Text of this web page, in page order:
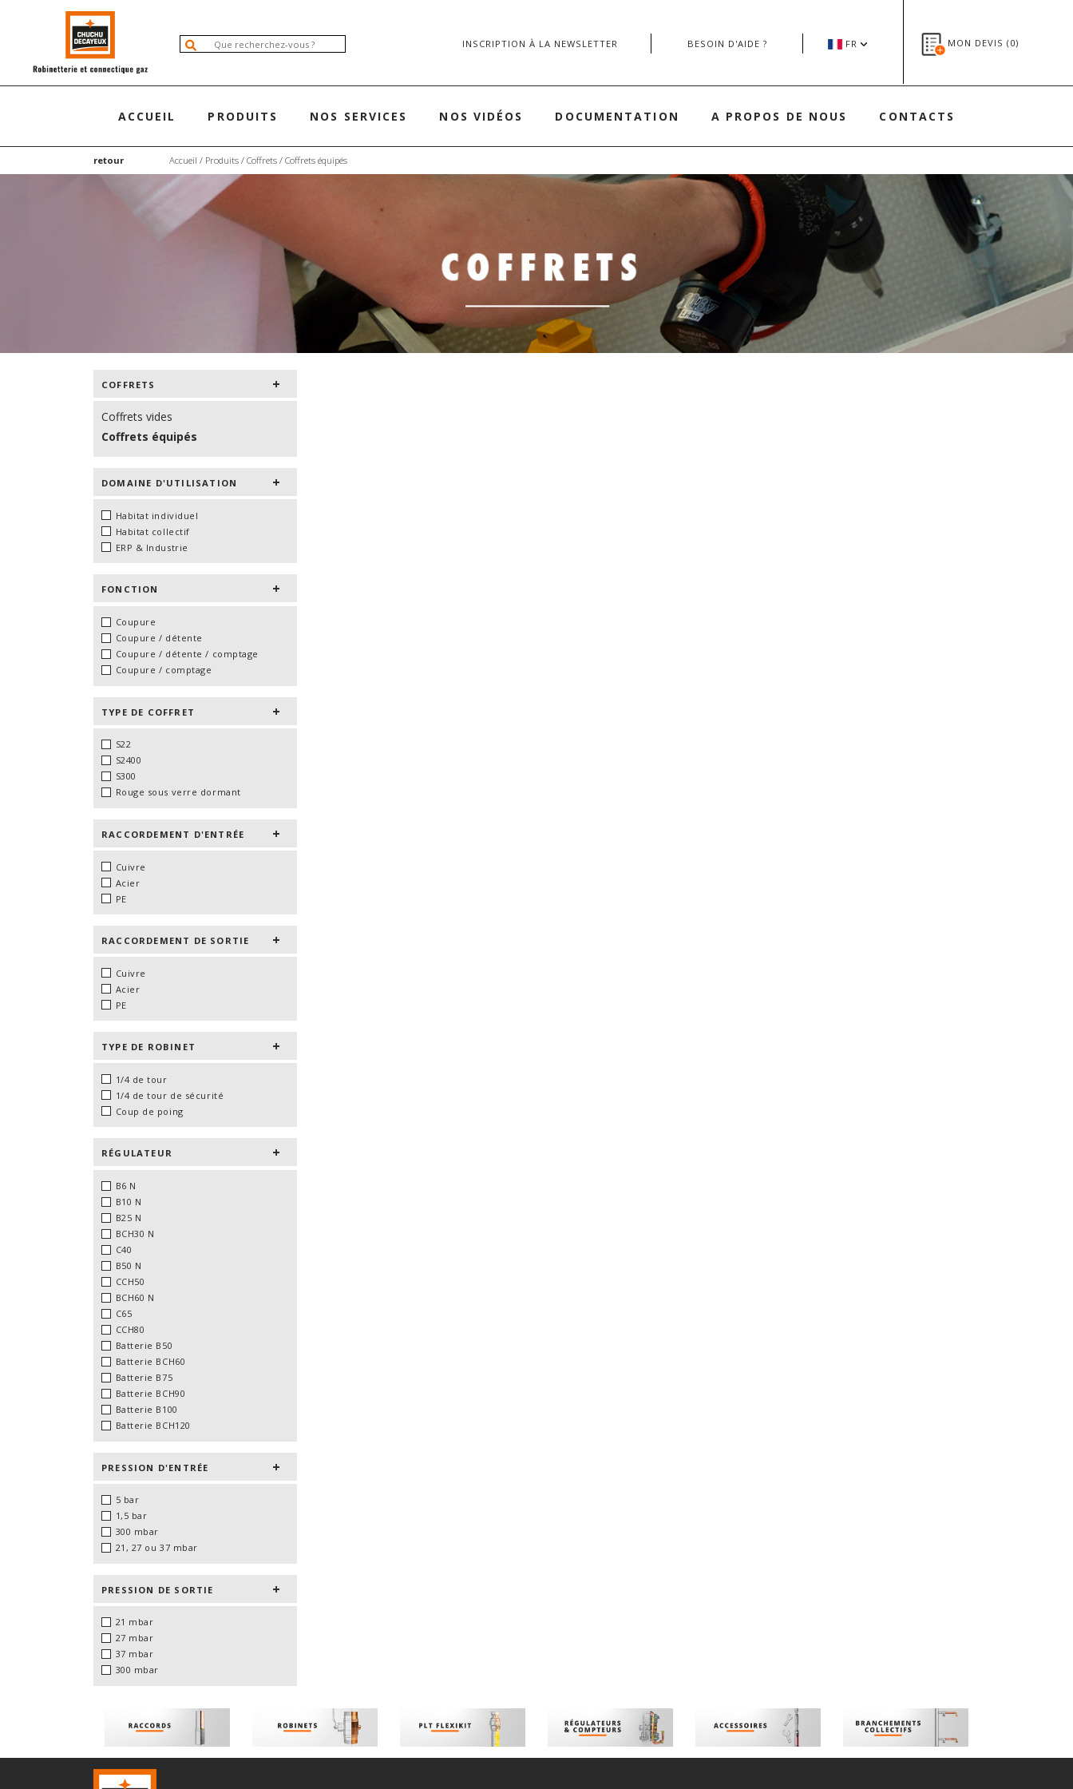
INSCRIPTION À LA NEWSLETTER BESOIN D'AIDE ? FR MON DEVIS (0)
ACCUEIL PRODUITS NOS SERVICES NOS VIDÉOS DOCUMENTATION A PROPOS DE NOUS CONTACTS
retour Accueil / Produits / Coffrets / Coffrets équipés
COFFRETS
Coffrets vides
Coffrets équipés
DOMAINE D'UTILISATION
Habitat individuel
Habitat collectif
ERP & Industrie
FONCTION
Coupure
Coupure / détente
Coupure / détente / comptage
Coupure / comptage
TYPE DE COFFRET
S22
S2400
S300
Rouge sous verre dormant
RACCORDEMENT D'ENTRÉE
Cuivre
Acier
PE
RACCORDEMENT DE SORTIE
Cuivre
Acier
PE
TYPE DE ROBINET
1/4 de tour
1/4 de tour de sécurité
Coup de poing
RÉGULATEUR
B6 N
B10 N
B25 N
BCH30 N
C40
B50 N
CCH50
BCH60 N
C65
CCH80
Batterie B50
Batterie BCH60
Batterie B75
Batterie BCH90
Batterie B100
Batterie BCH120
PRESSION D'ENTRÉE
5 bar
1,5 bar
300 mbar
21, 27 ou 37 mbar
PRESSION DE SORTIE
21 mbar
27 mbar
37 mbar
300 mbar